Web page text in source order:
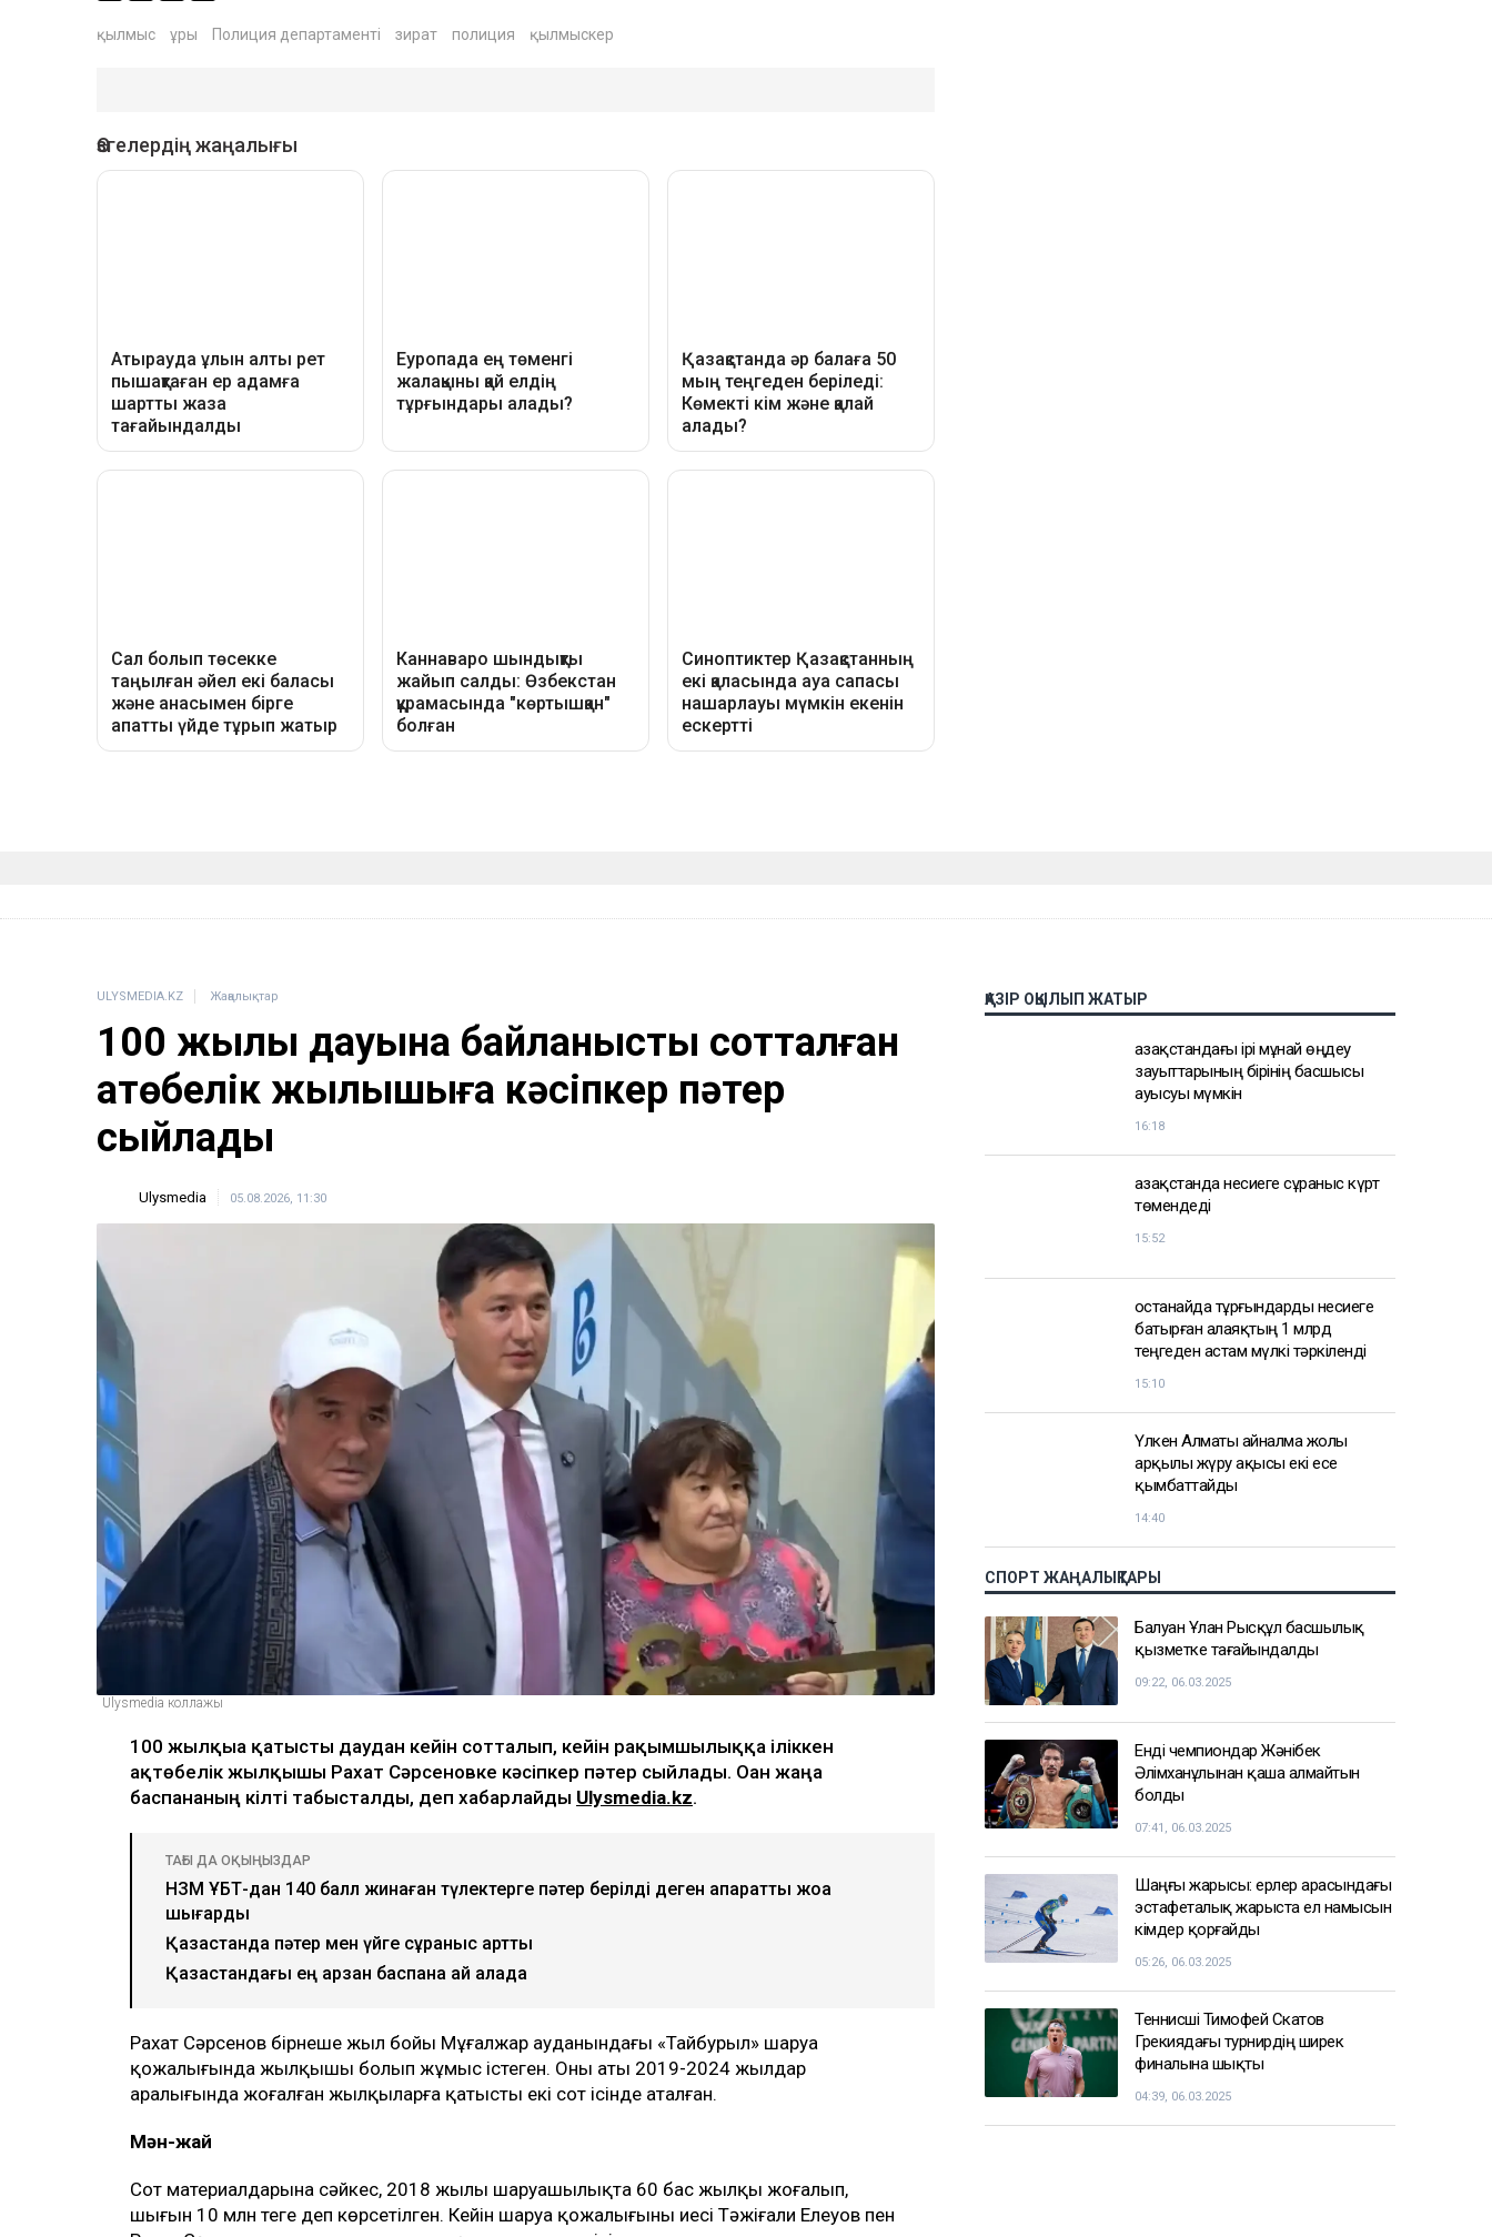
қылмыс ұры Полиция департаменті зират полиция қылмыскер
ULYSMEDIA.KZ Жаңалықтар
100 жылқы дауына байланысты сотталған
ақтөбелік жылқышыға кәсіпкер пәтер
сыйлады
Ulysmedia 05.08.2026, 11:30
Ulysmedia коллажы
100 жылқыға қатысты даудан кейін сотталып, кейін рақымшылыққа іліккен
ақтөбелік жылқышы Рахат Сәрсеновке кәсіпкер пәтер сыйлады. Оған жаңа
баспананың кілті табысталды, деп хабарлайды Ulysmedia.kz.
ТАҒЫ ДА ОҚЫҢЫЗДАР
НЗМ ҰБТ-дан 140 балл жинаған түлектерге пәтер берілді деген ақпаратты жоққа
шығарды
Қазақстанда пәтер мен үйге сұраныс артты
Қазақстандағы ең арзан баспана қай қалада
Рахат Сәрсенов бірнеше жыл бойы Мұғалжар ауданындағы «Тайбурыл» шаруа
қожалығында жылқышы болып жұмыс істеген. Оның аты 2019-2024 жылдар
аралығында жоғалған жылқыларға қатысты екі сот ісінде аталған.
Мән-жай
Сот материалдарына сәйкес, 2018 жылы шаруашылықта 60 бас жылқы жоғалып,
шығын 10 млн теңге деп көрсетілген. Кейін шаруа қожалығының иесі Тәжіғали Елеуов пен
ҚАЗІР ОҚЫЛЫП ЖАТЫР
Қазақстандағы ірі мұнай өңдеу
зауыттарының бірінің басшысы
ауысуы мүмкін
16:18
Қазақстанда несиеге сұраныс күрт
төмендеді
15:52
Қостанайда тұрғындарды несиеге
батырған алаяқтың 1 млрд
теңгеден астам мүлкі тәркіленді
15:10
Үлкен Алматы айналма жолы
арқылы жүру ақысы екі есе
қымбаттайды
14:40
СПОРТ ЖАҢАЛЫҚТАРЫ
Балуан Ұлан Рысқұл басшылық
қызметке тағайындалды
09:22, 06.03.2025
Енді чемпиондар Жәнібек
Әлімханұлынан қаша алмайтын
болды
07:41, 06.03.2025
Шаңғы жарысы: ерлер арасындағы
эстафеталық жарыста ел намысын
кімдер қорғайды
05:26, 06.03.2025
Теннисші Тимофей Скатов
Грекиядағы турнирдің ширек
финалына шықты
04:39, 06.03.2025